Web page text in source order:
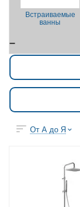
Встраиваемые
ванны
От А до Я